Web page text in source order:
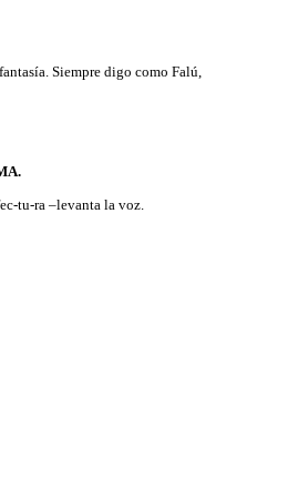
Siempre digo como Falú,
tu-ra –levanta la voz.